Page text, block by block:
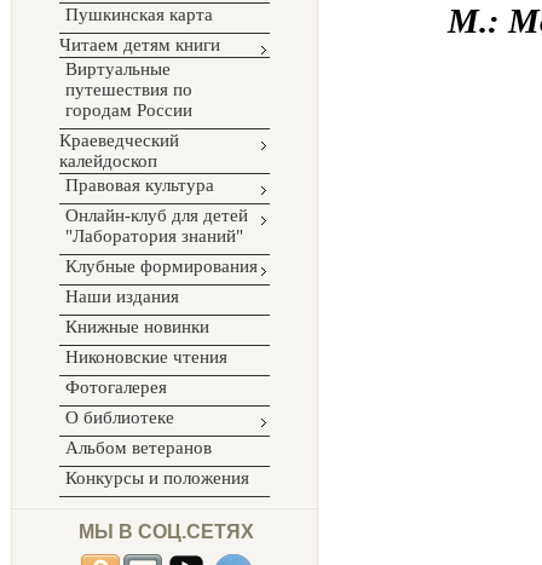
Пушкинская карта
Читаем детям книги
Виртуальные
путешествия по
городам России
Краеведческий
калейдоскоп
Правовая культура
Онлайн-клуб для детей
"Лаборатория знаний"
Клубные формирования
Наши издания
Книжные новинки
Никоновские чтения
Фотогалерея
О библиотеке
Альбом ветеранов
Конкурсы и положения
МЫ В СОЦ.СЕТЯХ
М.: